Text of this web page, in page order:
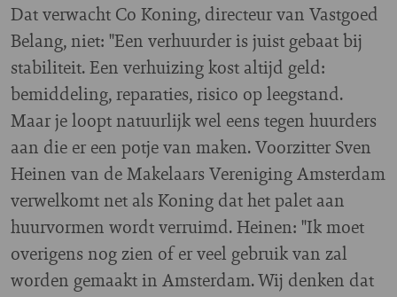
Dat verwacht Co Koning, directeur van Vastgoed
Belang, niet: "Een verhuurder is juist gebaat bij
stabiliteit. Een verhuizing kost altijd geld:
bemiddeling, reparaties, risico op leegstand.
Maar je loopt natuurlijk wel eens tegen huurders
aan die er een potje van maken. Voorzitter Sven
Heinen van de Makelaars Vereniging Amsterdam
verwelkomt net als Koning dat het palet aan
huurvormen wordt verruimd. Heinen: "Ik moet
overigens nog zien of er veel gebruik van zal
worden gemaakt in Amsterdam. Wij denken dat